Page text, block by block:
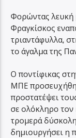
Φορώντας λευκή
Φραγκίσκος
τριαντάφυλλα,
το άγαλμα της
Ο ποντίφικας
ΜΠΕ
προστατέψει
σε ολόκληρο τον
τρομερά
δημιουργήσει η